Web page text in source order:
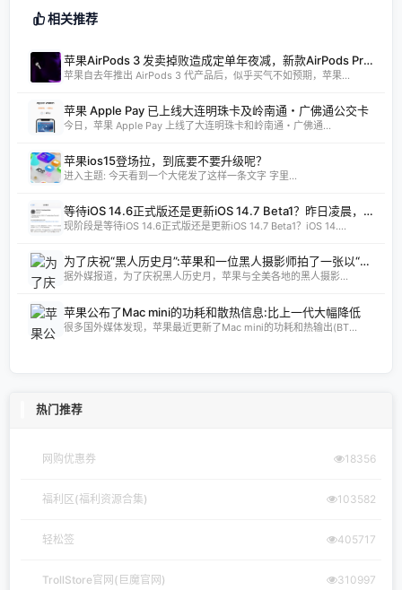
相关推荐
苹果AirPods 3 发卖掉败造成定单年夜减，新款AirPods Pro 将调剂
苹果自去年推出 AirPods 3 代产品后，似乎买气不如预期，苹果...
苹果 Apple Pay 已上线大连明珠卡及岭南通・广佛通公交卡
今日，苹果 Apple Pay 上线了大连明珠卡和岭南通・广佛通...
苹果ios15登场拉，到底要不要升级呢？
进入主题: 今天看到一个大佬发了这样一条文字 字里...
等待iOS 14.6正式版还是更新iOS 14.7 Beta1？昨日凌晨，苹果为开发者预览版用户推送了iOS 14.7 Beta1测试版的更新，距周二发布的iOS 14.6RC版仅隔了两天时间。
现阶段是等待iOS 14.6正式版还是更新iOS 14.7 Beta1？iOS 14....
为了庆祝“黑人历史月”:苹果和一位黑人摄影师拍了一张以“家乡”为主题的照片
据外媒报道，为了庆祝黑人历史月，苹果与全美各地的黑人摄影...
苹果公布了Mac mini的功耗和散热信息:比上一代大幅降低
很多国外媒体发现，苹果最近更新了Mac mini的功耗和热输出(BT...
热门推荐
网购优惠券 18356
福利区(福利资源合集) 103582
轻松签 405717
TrollStore官网(巨魔官网) 310997